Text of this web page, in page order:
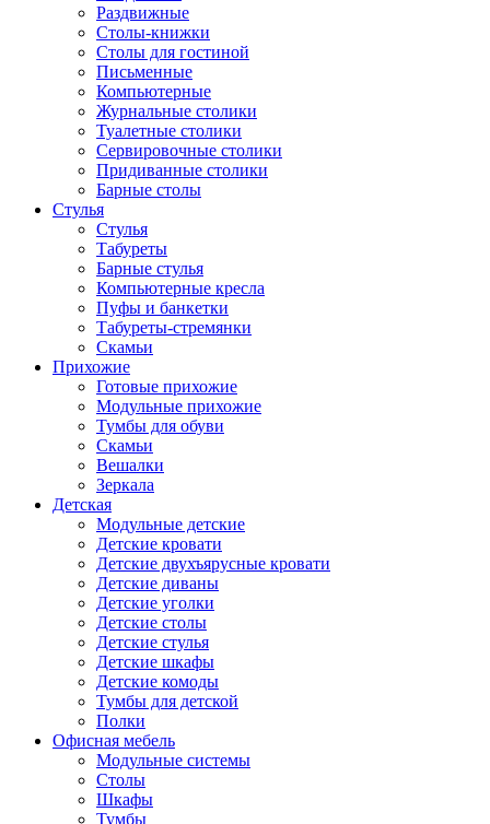
Раздвижные
Столы-книжки
Столы для гостиной
Письменные
Компьютерные
Журнальные столики
Туалетные столики
Сервировочные столики
Придиванные столики
Барные столы
Стулья
Стулья
Табуреты
Барные стулья
Компьютерные кресла
Пуфы и банкетки
Табуреты-стремянки
Скамьи
Прихожие
Готовые прихожие
Модульные прихожие
Тумбы для обуви
Скамьи
Вешалки
Зеркала
Детская
Модульные детские
Детские кровати
Детские двухъярусные кровати
Детские диваны
Детские уголки
Детские столы
Детские стулья
Детские шкафы
Детские комоды
Тумбы для детской
Полки
Офисная мебель
Модульные системы
Столы
Шкафы
Тумбы